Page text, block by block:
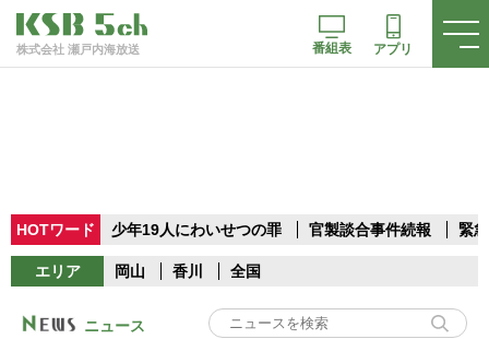
株式会社 瀬戸内海放送 番組表 アプリ
HOTワード 少年19人にわいせつの罪 官製談合事件続報 緊
エリア 岡山 香川 全国
ニュース